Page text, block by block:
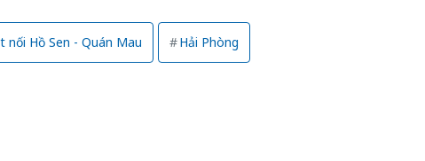
nối Hồ Sen - Quán Mau Hải Phòng